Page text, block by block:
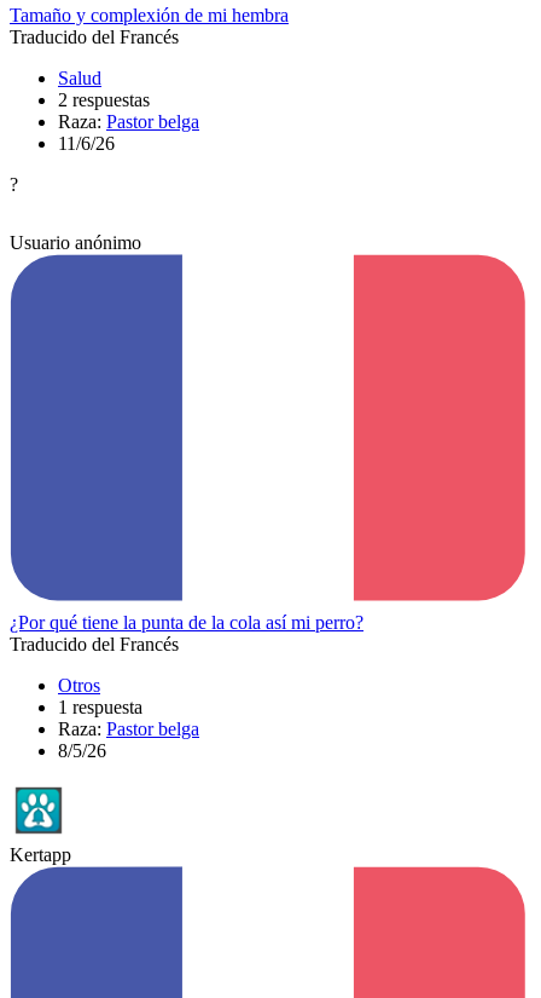
Tamaño y complexión de mi hembra
Traducido del Francés
Salud
2 respuestas
Raza: Pastor belga
11/6/26
?
Usuario anónimo
¿Por qué tiene la punta de la cola así mi perro?
Traducido del Francés
Otros
1 respuesta
Raza: Pastor belga
8/5/26
Kertapp